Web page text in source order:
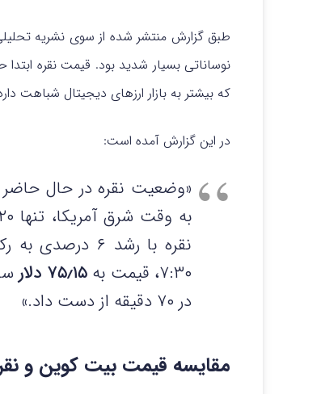
که بیشتر به بازار ارزهای دیجیتال شباهت دارد
در این گزارش آمده است:
نقره با رشد ۶ درصدی به رکورد تاریخی
۷:۳۰، قیمت به
۷۵٫۱۵ دلار
در ۷۰ دقیقه از دست داد.»
مقایسه قیمت بیت کوین و